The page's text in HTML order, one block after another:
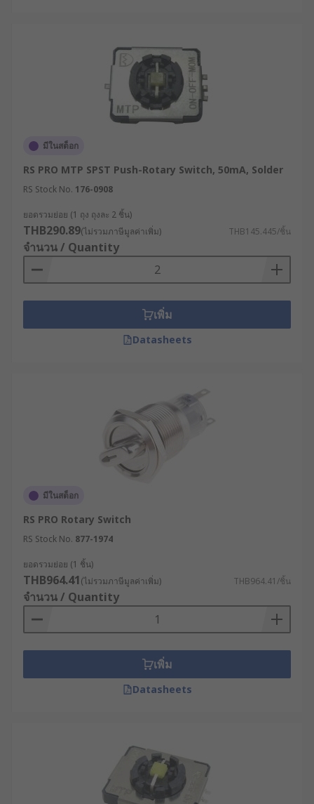
มีในสต็อก
RS PRO MTP SPST Push-Rotary Switch, 50mA, Solder
RS Stock No. 176-0908
ยอดรวมย่อย (1 ถุง ถุงละ 2 ชิ้น)
THB290.89(ไม่รวมภาษีมูลค่าเพิ่ม) THB145.445/ชิ้น
จำนวน / Quantity
เพิ่ม
Datasheets
มีในสต็อก
RS PRO Rotary Switch
RS Stock No. 877-1974
ยอดรวมย่อย (1 ชิ้น)
THB964.41(ไม่รวมภาษีมูลค่าเพิ่ม) THB964.41/ชิ้น
จำนวน / Quantity
เพิ่ม
Datasheets